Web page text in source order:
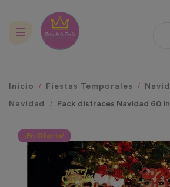
Navegación
☰
Inicio Fiestas Temporales
Navidad Pack disfraces Navidad 60
¡En Oferta!